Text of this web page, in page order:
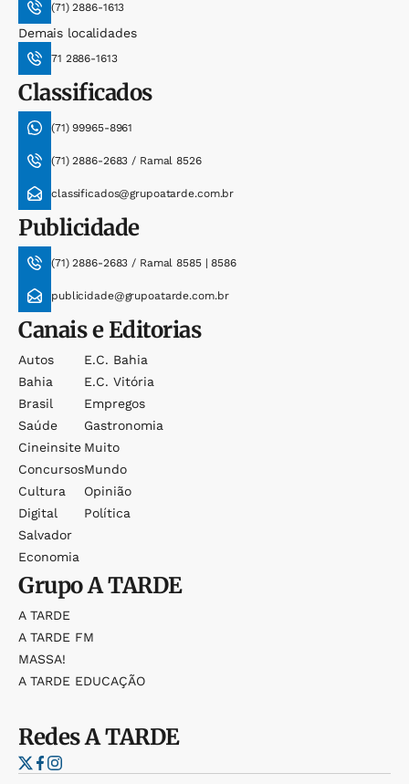
(71) 2886-1613
Demais localidades
71 2886-1613
Classificados
(71) 99965-8961
(71) 2886-2683 / Ramal 8526
classificados@grupoatarde.com.br
Publicidade
(71) 2886-2683 / Ramal 8585 | 8586
publicidade@grupoatarde.com.br
Canais e Editorias
Autos
Bahia
Brasil
Saúde
Cineinsite
Concursos
Cultura
Digital
Salvador
Economia
E.c. Bahia
E.c. Vitória
Empregos
Gastronomia
Muito
Mundo
Opinião
Política
GrupoA TARDE
A TARDE
A TARDE FM
MASSA!
A TARDE EDUCAÇÃO
RedesA TARDE